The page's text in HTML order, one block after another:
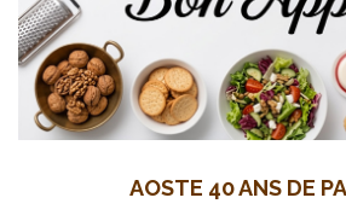
AOSTE 40 ANS DE